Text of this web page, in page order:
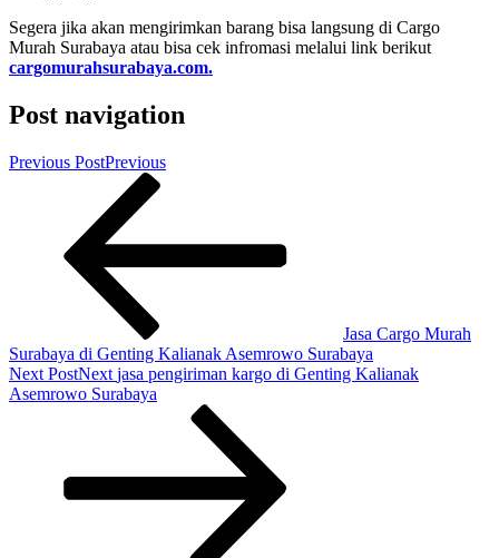
Segera jika akan mengirimkan barang bisa langsung di Cargo
Murah Surabaya atau bisa cek infromasi melalui link berikut
cargomurahsurabaya.com.
Post navigation
Previous PostPrevious
Jasa Cargo Murah
Surabaya di Genting Kalianak Asemrowo Surabaya
Next PostNext jasa pengiriman kargo di Genting Kalianak
Asemrowo Surabaya